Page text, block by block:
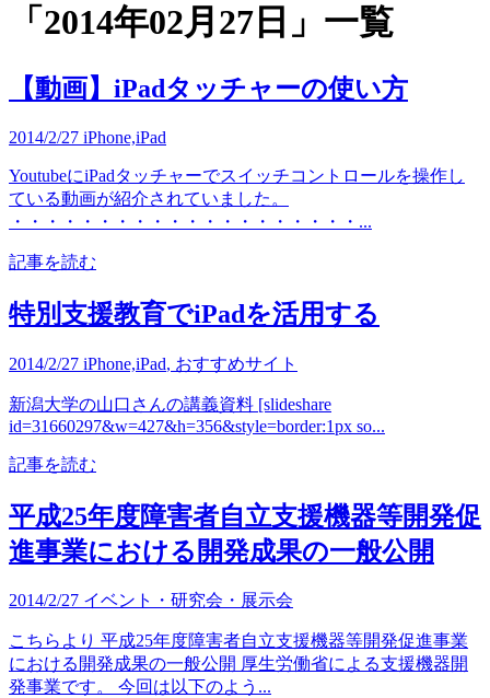
「 2014年02月27日 」 一覧
【動画】iPadタッチャーの使い方
2014/2/27 iPhone,iPad
YoutubeにiPadタッチャーでスイッチコントロールを操作し
ている動画が紹介されていました。
・・・・・・・・・・・・・・・・・・・・...
記事を読む
特別支援教育でiPadを活用する
2014/2/27 iPhone,iPad, おすすめサイト
新潟大学の山口さんの講義資料 [slideshare
id=31660297&w=427&h=356&style=border:1px so...
記事を読む
平成25年度障害者自立支援機器等開発促
進事業における開発成果の一般公開
2014/2/27 イベント・研究会・展示会
こちらより 平成25年度障害者自立支援機器等開発促進事業
における開発成果の一般公開 厚生労働省による支援機器開
発事業です。 今回は以下のよう...